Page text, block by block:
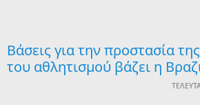
Βάσεις για την προστασία
του αθλητισμού βάζει η